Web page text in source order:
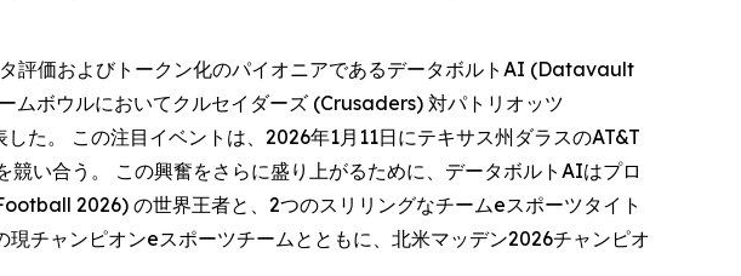
評価およびトークン化のパイオニアであるデータボルトAI (Datavault
ボウルにおいてクルセイダーズ (Crusaders) 対パトリオッツ
た。 この注目イベントは、2026年1月11日にテキサス州ダラスのAT&T
い合う。 この興奮をさらに盛り上がるために、データボルトAIはプロ
2026) の世界王者と、2つのスリリングなチームeスポーツタイト
チャンピオンeスポーツチームとともに、北米マッデン2026チャンピオ